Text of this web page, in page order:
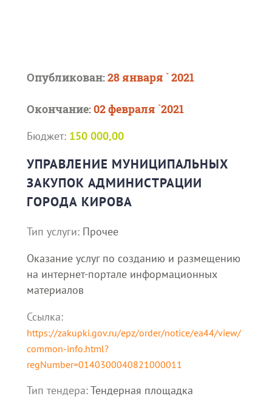
Опубликован:28 января ` 2021
Окончание:02 февраля `2021
Бюджет: 150 000,00
УПРАВЛЕНИЕ МУНИЦИПАЛЬНЫХ
ЗАКУПОК АДМИНИСТРАЦИИ
ГОРОДА КИРОВА
Тип услуги: Прочее
Оказание услуг по созданию и размещению
на интернет-портале информационных
материалов
Ссылка:
https://zakupki.gov.ru/epz/order/notice/ea44/view/
common-info.html?
regNumber=0140300040821000011
Тип тендера:Тендерная площадка